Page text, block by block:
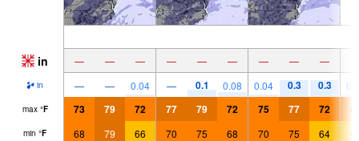
in — — — — — — — — —
in — — 0.04 — 0.1 0.08 0.04 0.3 0.3
max °F 73 79 72 77 79 72 75 77 72
min °F 68 79 66 70 75 68 70 75 64